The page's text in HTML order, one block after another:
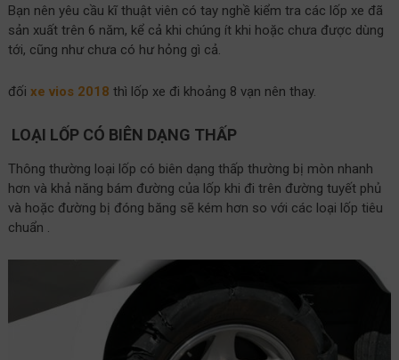
Bạn nên yêu cầu kĩ thuật viên có tay nghề kiểm tra các lốp xe đã
sản xuất trên 6 năm, kể cả khi chúng ít khi hoặc chưa được dùng
tới, cũng như chưa có hư hỏng gì cả.
đối xe vios 2018 thì lốp xe đi khoảng 8 vạn nên thay.
LOẠI LỐP CÓ BIÊN DẠNG THẤP
Thông thường loại lốp có biên dạng thấp thường bị mòn nhanh
hơn và khả năng bám đường của lốp khi đi trên đường tuyết phủ
và hoặc đường bị đóng băng sẽ kém hơn so với các loại lốp tiêu
chuẩn .